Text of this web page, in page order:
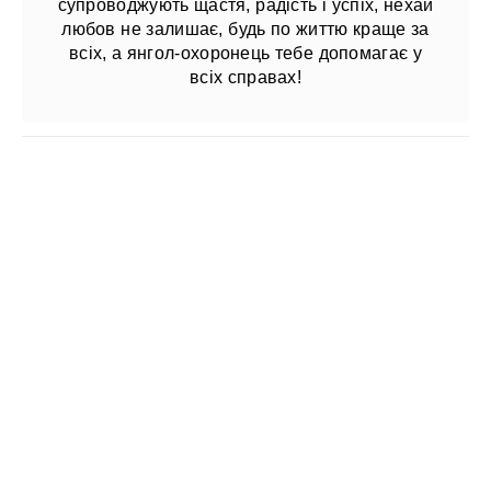
супроводжують щастя, радість і успіх, нехай
любов не залишає, будь по життю краще за
всіх, а янгол-охоронець тебе допомагає у
всіх справах!